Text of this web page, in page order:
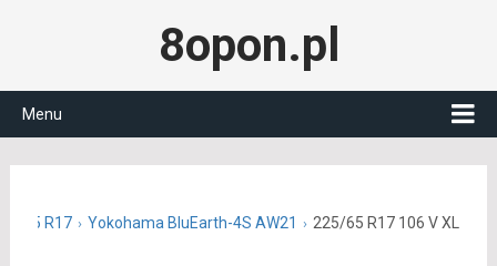
8opon.pl
Menu
65 R17 Yokohama BluEarth-4S AW21 225/65 R17 106 V XL